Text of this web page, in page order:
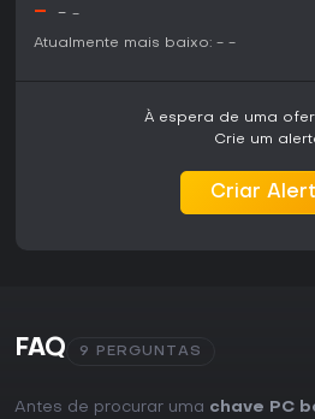
- - -
Atualmente mais baixo: - -
À espera de uma
Crie um
Criar
FAQ 9 PERGUNTAS
Antes de procurar uma chave PC